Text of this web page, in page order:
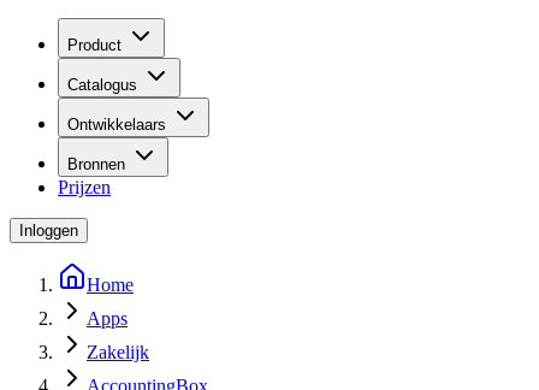
Product
Catalogus
Ontwikkelaars
Bronnen
Prijzen
Inloggen
Home
Apps
Zakelijk
AccountingBox